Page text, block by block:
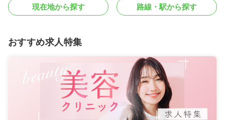
現在地から探す 路線・駅から探す
おすすめ求人特集